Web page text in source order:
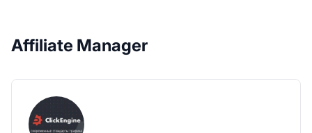
Affiliate Manager